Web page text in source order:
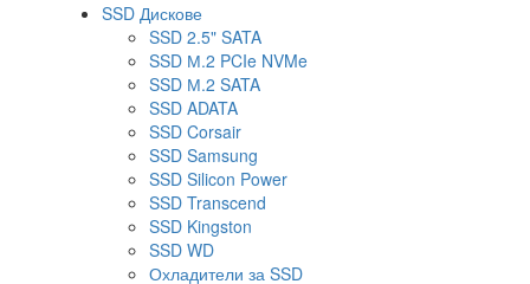
SSD Дискове
SSD 2.5" SATA
SSD М.2 PCIe NVMe
SSD М.2 SATA
SSD ADATA
SSD Corsair
SSD Samsung
SSD Silicon Power
SSD Transcend
SSD Kingston
SSD WD
Охладители за SSD